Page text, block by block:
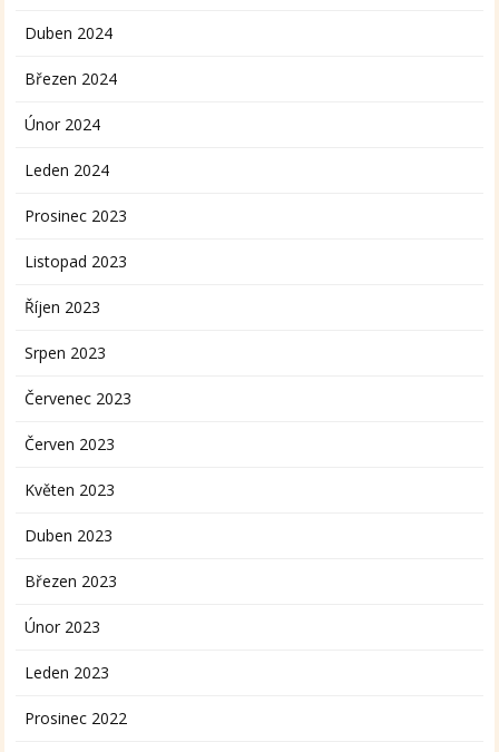
Duben 2024
Březen 2024
Únor 2024
Leden 2024
Prosinec 2023
Listopad 2023
Říjen 2023
Srpen 2023
Červenec 2023
Červen 2023
Květen 2023
Duben 2023
Březen 2023
Únor 2023
Leden 2023
Prosinec 2022